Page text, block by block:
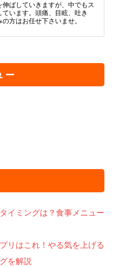
ばしていきますが、中でもス
います。頭痛、目眩、吐き
方はお任せ下さいませ。
ー
イミングは？食事メニュー
リはこれ！やる気を上げる
を解説